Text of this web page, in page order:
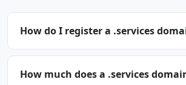
How do I register a .services
How much does a .services